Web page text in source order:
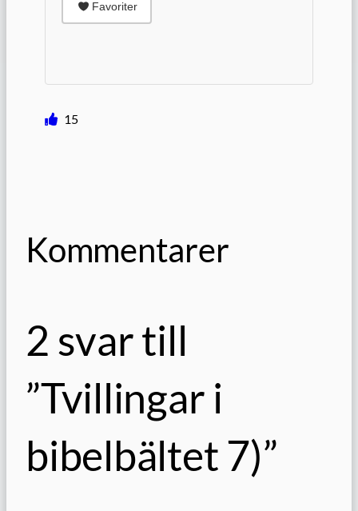
Favoriter
15
Kommentarer
2 svar till
”Tvillingar i
bibelbältet 7)”